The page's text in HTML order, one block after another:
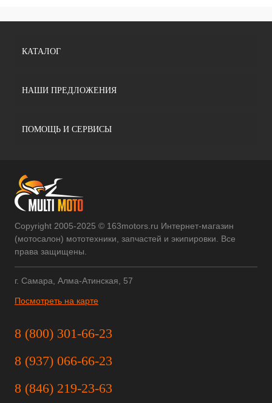
КАТАЛОГ
НАШИ ПРЕДЛОЖЕНИЯ
ПОМОЩЬ И СЕРВИСЫ
Copyright 2005-2025 © 163motors.ru Интернет-магазин
(мотосалон) мототехники, запчастей и экипировки. Все
права защищены.
г. Самара, Алма-Атинская, 57
Посмотреть на карте
8 (800) 301-66-23
8 (937) 066-66-23
8 (846) 219-23-63